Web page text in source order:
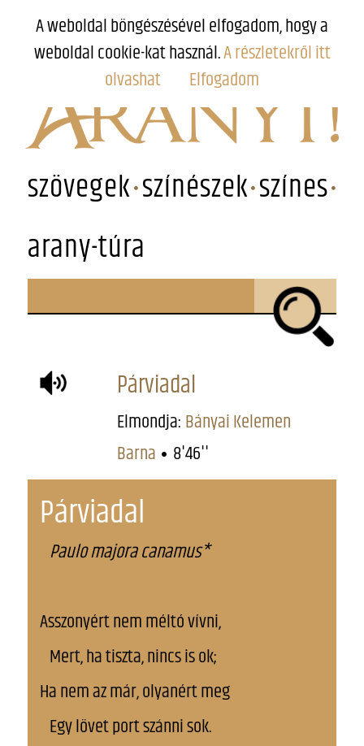
szövegek színészek színes
arany-túra
Párviadal
Elmondja: Bányai Kelemen
Barna
8'46''
Párviadal
Paulo majora canamus*
Asszonyért nem méltó vívni,
Mert, ha tiszta, nincs is ok;
Ha nem az már, olyanért meg
Egy lövet port szánni sok.
A weboldal böngészésével elfogadom, hogy a
weboldal cookie-kat használ.A részletekről itt
olvashat
Elfogadom